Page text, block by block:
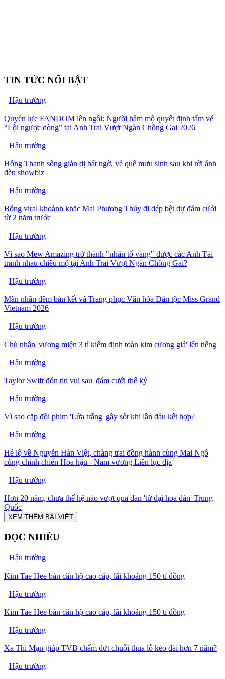
TIN TỨC NỔI BẬT
Hậu trường
Quyền lực FANDOM lên ngôi: Người hâm mộ quyết định tấm vé
“Lội ngược dòng” tại Anh Trai Vượt Ngàn Chông Gai 2026
Hậu trường
Hồng Thanh sống giản dị bất ngờ, về quê mưu sinh sau khi rời ánh
đèn showbiz
Hậu trường
Bỗng viral khoảnh khắc Mai Phương Thúy đi dép bệt dự đám cưới
từ 2 năm trước
Hậu trường
Vì sao Mew Amazing trở thành "nhân tố vàng" được các Anh Tài
tranh nhau chiêu mộ tại Anh Trai Vượt Ngàn Chông Gai?
Hậu trường
Mãn nhãn đêm bán kết và Trang phục Văn hóa Dân tộc Miss Grand
Vietnam 2026
Hậu trường
Chủ nhân 'vương miện 3 tỉ kiểm định toàn kim cương giả' lên tiếng
Hậu trường
Taylor Swift đón tin vui sau 'đám cưới thế kỷ'
Hậu trường
Vì sao cặp đôi phim 'Lửa trắng' gây sốt khi lần đầu kết hợp?
Hậu trường
Hé lộ về Nguyễn Hàn Việt, chàng trai đồng hành cùng Mai Ngô
cùng chinh chiến Hoa hậu - Nam vương Liên lục địa
Hậu trường
Hơn 20 năm, chưa thế hệ nào vượt qua dàn 'tứ đại hoa đán' Trung
Quốc
XEM THÊM BÀI VIẾT
ĐỌC NHIỀU
Hậu trường
Kim Tae Hee bán căn hộ cao cấp, lãi khoảng 150 tỉ đồng
Hậu trường
Kim Tae Hee bán căn hộ cao cấp, lãi khoảng 150 tỉ đồng
Hậu trường
Xa Thi Mạn giúp TVB chấm dứt chuỗi thua lỗ kéo dài hơn 7 năm?
Hậu trường